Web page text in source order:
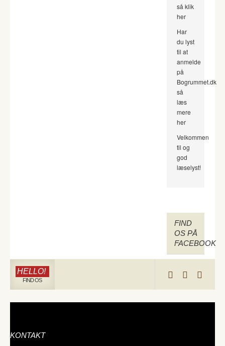
så klik
her
Har
du lyst
til at
anmelde
på
Bogrummet.dk
så
læs
mere
her
Velkommen
til og
god
læselyst!
FIND
OS PÅ
FACEBOOK
HELLO!
FIND OS
KONTAKT